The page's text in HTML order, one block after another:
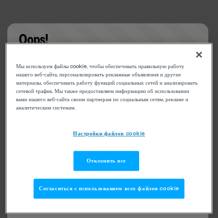
Oops!
Something went wrong. Please try refreshing the
app
Мы используем файлы cookie, чтобы обеспечивать правильную работу
нашего веб-сайта, персонализировать рекламные объявления и другие
материалы, обеспечивать работу функций социальных сетей и анализировать
сетевой трафик. Мы также предоставляем информацию об использовании
вами нашего веб-сайта своим партнерам по социальным сетям, рекламе и
аналитическим системам.
Настройки файлов cookie
Отклонить все
Согласиться с использованием всех файлов cookie